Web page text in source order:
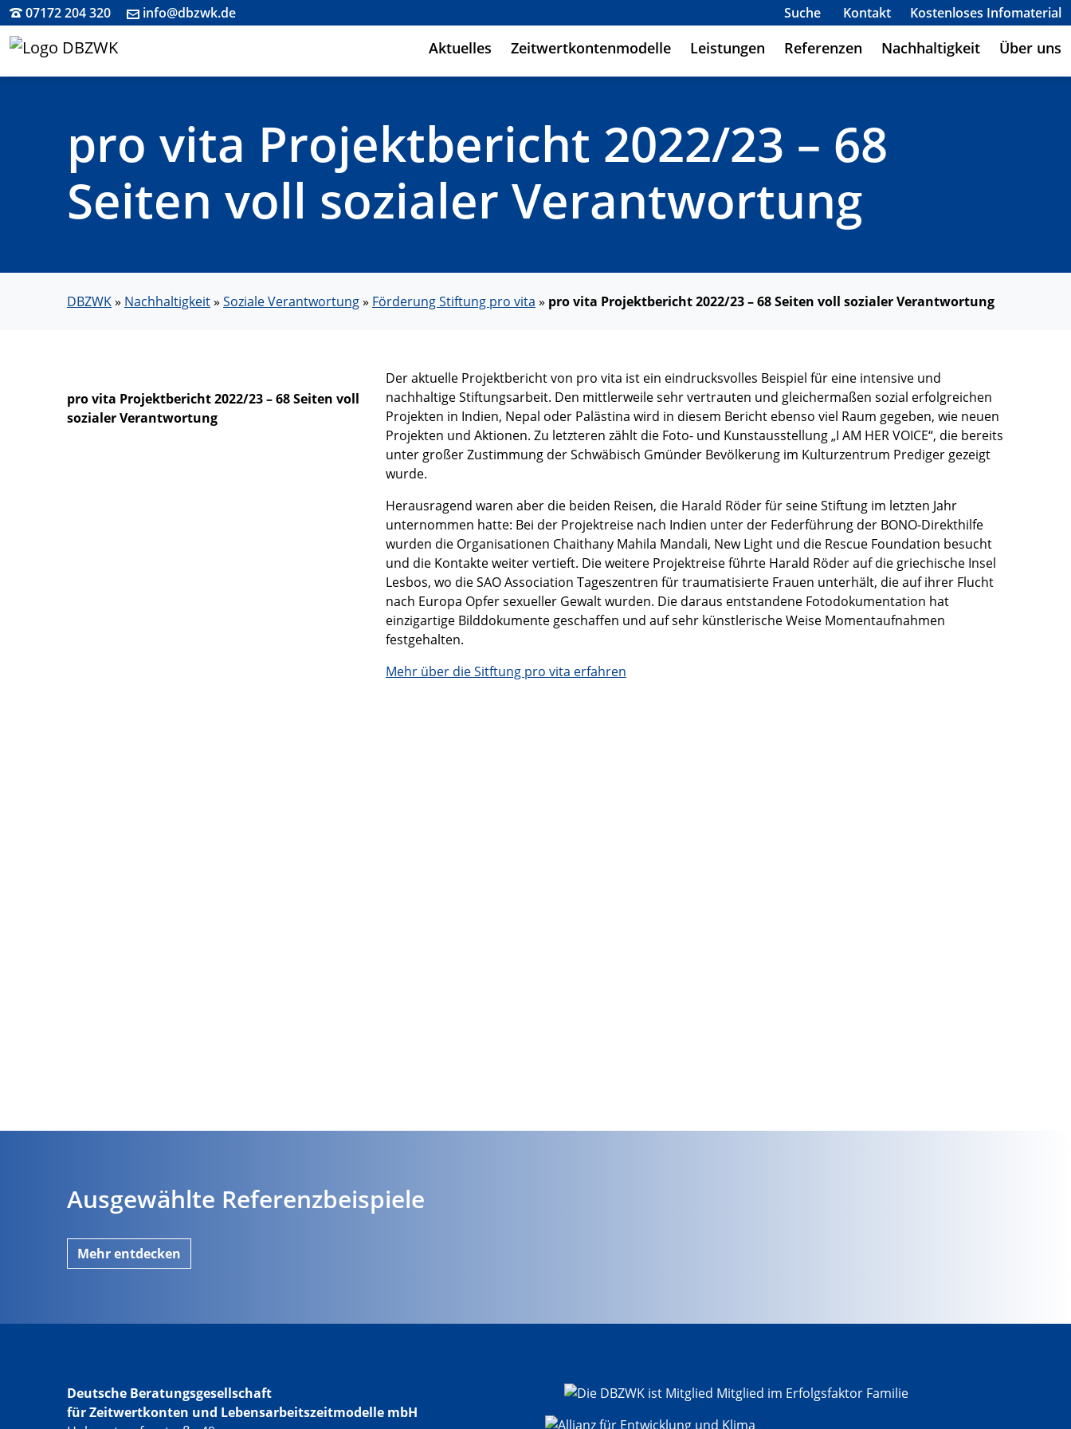
07172 204 320 info@dbzwk.de Suche Kontakt Kostenloses Infomaterial
Aktuelles Zeitwertkontenmodelle Leistungen Referenzen Nachhaltigkeit Über uns
pro vita Projektbericht 2022/23 – 68
Seiten voll sozialer Verantwortung
DBZWK» Nachhaltigkeit» Soziale Verantwortung» Förderung Stiftung pro vita » pro vita Projektbericht 2022/23 – 68 Seiten voll sozialer Verantwortung
pro vita Projektbericht 2022/23 – 68 Seiten voll
sozialer Verantwortung
Der aktuelle Projektbericht von pro vita ist ein eindrucksvolles Beispiel für eine intensive und
nachhaltige Stiftungsarbeit. Den mittlerweile sehr vertrauten und gleichermaßen sozial erfolgreichen
Projekten in Indien, Nepal oder Palästina wird in diesem Bericht ebenso viel Raum gegeben, wie neuen
Projekten und Aktionen. Zu letzteren zählt die Foto- und Kunstausstellung „I AM HER VOICE“, die bereits
unter großer Zustimmung der Schwäbisch Gmünder Bevölkerung im Kulturzentrum Prediger gezeigt
wurde.
Herausragend waren aber die beiden Reisen, die Harald Röder für seine Stiftung im letzten Jahr
unternommen hatte: Bei der Projektreise nach Indien unter der Federführung der BONO-Direkthilfe
wurden die Organisationen Chaithany Mahila Mandali, New Light und die Rescue Foundation besucht
und die Kontakte weiter vertieft. Die weitere Projektreise führte Harald Röder auf die griechische Insel
Lesbos, wo die SAO Association Tageszentren für traumatisierte Frauen unterhält, die auf ihrer Flucht
nach Europa Opfer sexueller Gewalt wurden. Die daraus entstandene Fotodokumentation hat
einzigartige Bilddokumente geschaffen und auf sehr künstlerische Weise Momentaufnahmen
festgehalten.
Mehr über die Sitftung pro vita erfahren
Ausgewählte Referenzbeispiele
Mehr entdecken
Deutsche Beratungsgesellschaft
für Zeitwertkonten und Lebensarbeitszeitmodelle mbH